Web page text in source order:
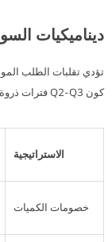
ديناميكيات
كون Q2-Q3 فترات ذروة البناء. وتشمل اعتبارات الشراء الاستراتيجي ما يلي:
الاستراتيجية
خصومات الكميات